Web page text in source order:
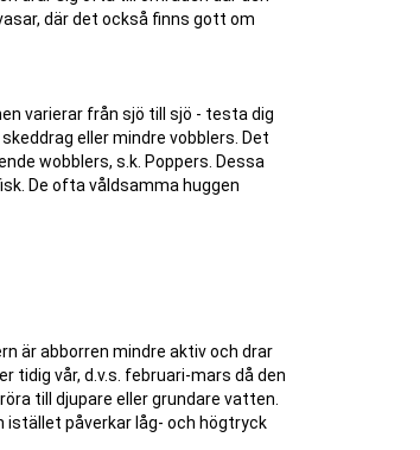
där det också finns gott om
varierar från sjö till sjö - testa dig
eller mindre vobblers. Det
wobblers, s.k. Poppers. Dessa
De ofta våldsamma huggen
är abborren mindre aktiv och drar
tidig vår, d.v.s. februari-mars då den
till djupare eller grundare vatten.
istället påverkar låg- och högtryck